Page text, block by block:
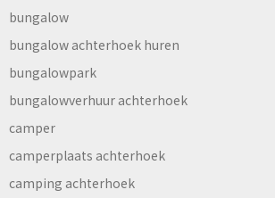
bungalow
bungalow achterhoek huren
bungalowpark
bungalowverhuur achterhoek
camper
camperplaats achterhoek
camping achterhoek